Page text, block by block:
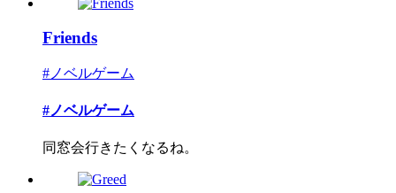
Friends
#ノベルゲーム
#ノベルゲーム
同窓会行きたくなるね。